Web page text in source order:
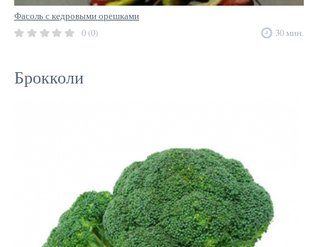
Фасоль с кедровыми орешками
0 (0)
30 мин.
Брокколи